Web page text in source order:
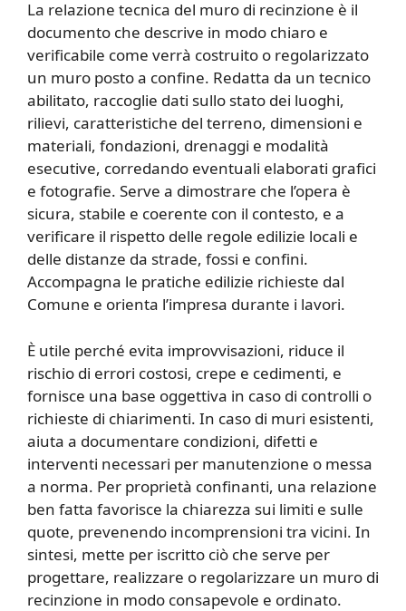
La relazione tecnica del muro di recinzione è il
documento che descrive in modo chiaro e
verificabile come verrà costruito o regolarizzato
un muro posto a confine. Redatta da un tecnico
abilitato, raccoglie dati sullo stato dei luoghi,
rilievi, caratteristiche del terreno, dimensioni e
materiali, fondazioni, drenaggi e modalità
esecutive, corredando eventuali elaborati grafici
e fotografie. Serve a dimostrare che l’opera è
sicura, stabile e coerente con il contesto, e a
verificare il rispetto delle regole edilizie locali e
delle distanze da strade, fossi e confini.
Accompagna le pratiche edilizie richieste dal
Comune e orienta l’impresa durante i lavori.
È utile perché evita improvvisazioni, riduce il
rischio di errori costosi, crepe e cedimenti, e
fornisce una base oggettiva in caso di controlli o
richieste di chiarimenti. In caso di muri esistenti,
aiuta a documentare condizioni, difetti e
interventi necessari per manutenzione o messa
a norma. Per proprietà confinanti, una relazione
ben fatta favorisce la chiarezza sui limiti e sulle
quote, prevenendo incomprensioni tra vicini. In
sintesi, mette per iscritto ciò che serve per
progettare, realizzare o regolarizzare un muro di
recinzione in modo consapevole e ordinato.